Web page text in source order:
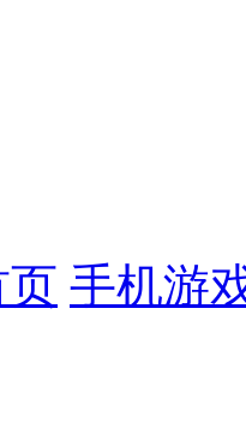
手机游